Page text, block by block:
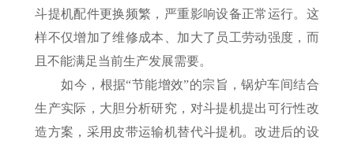
斗提机配件更换频繁，严重影响设备正常运行。这
样不仅增加了维修成本、加大了员工劳动强度，而
且不能满足当前生产发展需要。
如今，根据“节能增效”的宗旨，锅炉车间结合
生产实际，大胆分析研究，对斗提机提出可行性改
造方案，采用皮带运输机替代斗提机。改进后的设